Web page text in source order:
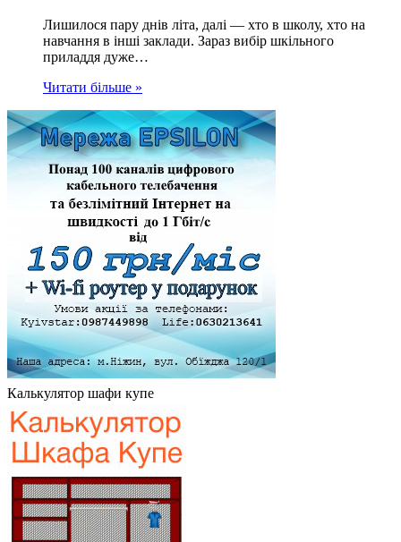
Лишилося пару днів літа, далі — хто в школу, хто на
навчання в інші заклади. Зараз вибір шкільного
приладдя дуже…
Читати більше »
Калькулятор шафи купе